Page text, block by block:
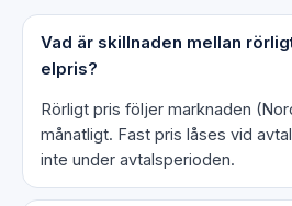
Vad är skillnaden mellan
elpris?
Rörligt pris följer marknaden
månatligt. Fast pris låses vid
inte under avtalsperioden.